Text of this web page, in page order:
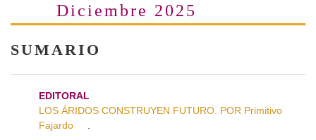
Diciembre 2025
SUMARIO
EDITORAL
LOS ÁRIDOS CONSTRUYEN FUTURO. POR Primitivo
Fajardo